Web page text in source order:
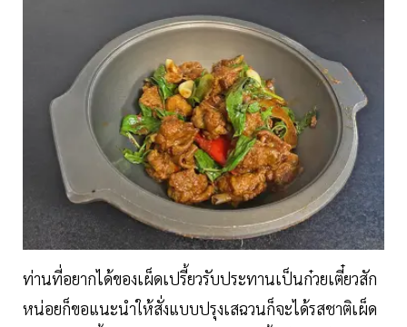
ท่านที่อยากได้ของเผ็ดเปรี้ยวรับประทานเป็นก๋วยเตี๋ยวสัก
หน่อยก็ขอแนะนำให้สั่งแบบปรุงเสฉวนก็จะได้รสชาติเผ็ด